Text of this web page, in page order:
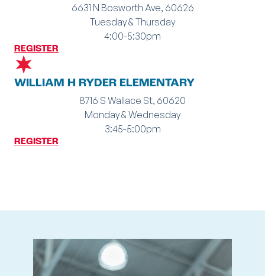
6631 N Bosworth Ave, 60626
Tuesday & Thursday
4:00-5:30pm
REGISTER
WILLIAM H RYDER ELEMENTARY
8716 S Wallace St, 60620
Monday & Wednesday
3:45-5:00pm
REGISTER